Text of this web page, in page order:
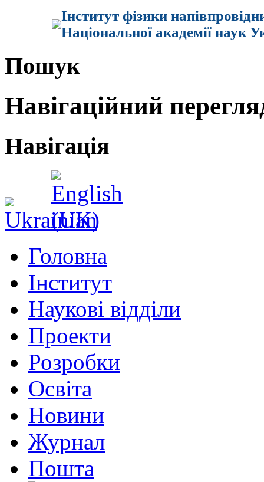
Інститут фізики
Національної академії наук
Пошук
Навігаційний
Навігація
Головна
Інститут
Наукові відділи
Проекти
Розробки
Освіта
Новини
Журнал
Пошта